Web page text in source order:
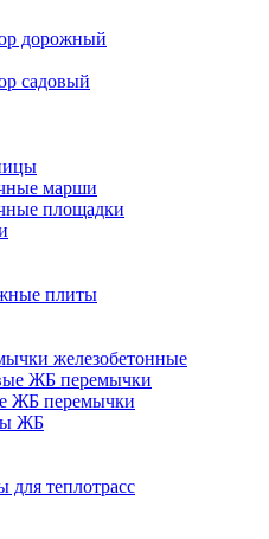
дорожный
садовый
марши
площадки
плиты
железобетонные
ЖБ перемычки
ЖБ перемычки
ЖБ
для теплотрасс